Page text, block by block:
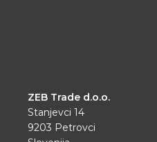
ZEB Trade d.o.o.
Stanjevci 14
9203 Petrovci